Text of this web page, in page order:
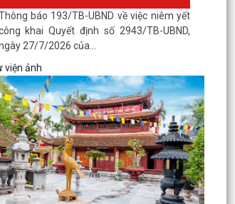
báo 193/TB-UBND về việc niêm yết
khai Quyết định số 2943/TB-UBND,
27/7/2026 của...
viện ảnh